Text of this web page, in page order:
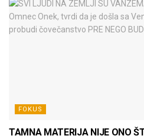
FOKUS
TAMNA MATERIJA NIJE ONO